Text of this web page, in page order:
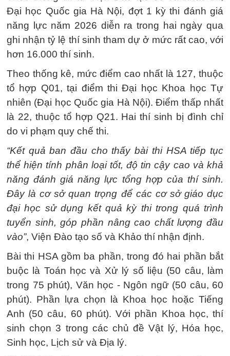
Đại học Quốc gia Hà Nội, đợt 1 kỳ thi đánh giá
năng lực năm 2026 diễn ra trong hai ngày qua
ghi nhận tỷ lệ thí sinh tham dự ở mức rất cao, với
hơn 16.000 thí sinh.
Theo thống kê, mức điểm cao nhất là 127, thuộc
tổ hợp Q01, tại điểm thi Đại học Khoa học Tự
nhiên (Đại học Quốc gia Hà Nội). Điểm thấp nhất
là 22, thuộc tổ hợp Q21. Hai thí sinh bị đình chỉ
do vi phạm quy chế thi.
“Kết quả ban đầu cho thấy bài thi HSA tiếp tục
thể hiện tính phân loại tốt, độ tin cậy cao và khả
năng đánh giá năng lực tổng hợp của thí sinh.
Đây là cơ sở quan trọng để các cơ sở giáo dục
đại học sử dụng kết quả kỳ thi trong quá trình
tuyển sinh, góp phần nâng cao chất lượng đầu
vào”, Viện Đào tạo số và Khảo thí nhận định.
Bài thi HSA gồm ba phần, trong đó hai phần bắt
buộc là Toán học và Xử lý số liệu (50 câu, làm
trong 75 phút), Văn học - Ngôn ngữ (50 câu, 60
phút). Phần lựa chọn là Khoa học hoặc Tiếng
Anh (50 câu, 60 phút). Với phần Khoa học, thí
sinh chọn 3 trong các chủ đề Vật lý, Hóa học,
Sinh học, Lịch sử và Địa lý.